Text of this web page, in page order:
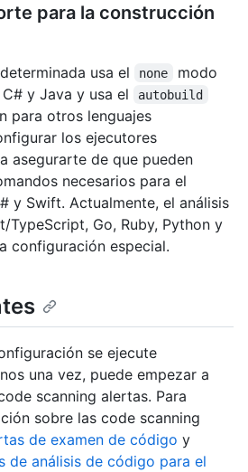
para la construcción
usa el none
modo
y Java y usa el
autobuild
para otros lenguajes
los ejecutores
asegurarte de que pueden
necesarios para el
y Swift. Actualmente, el análisis
Go, Ruby, Python y
configuración especial.
se ejecute
una vez, puede empezar a
scanning alertas. Para
sobre las code scanning
de examen de código y
de análisis de código para el